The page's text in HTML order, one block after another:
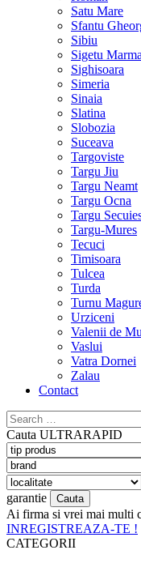
Satu Mare
Sfantu
Sibiu
Sigetu
Sighisoara
Simeria
Sinaia
Slatina
Slobozia
Suceava
Targoviste
Targu Jiu
Targu Neamt
Targu Ocna
Targu
Targu-Mures
Tecuci
Timisoara
Tulcea
Turda
Turnu
Urziceni
Valenii de
Vaslui
Vatra Dornei
Zalau
Contact
Search
for:
Cauta ULTRARAPID
garantie
Ai firma si vrei mai multi
INREGISTREAZA-TE !
CATEGORII